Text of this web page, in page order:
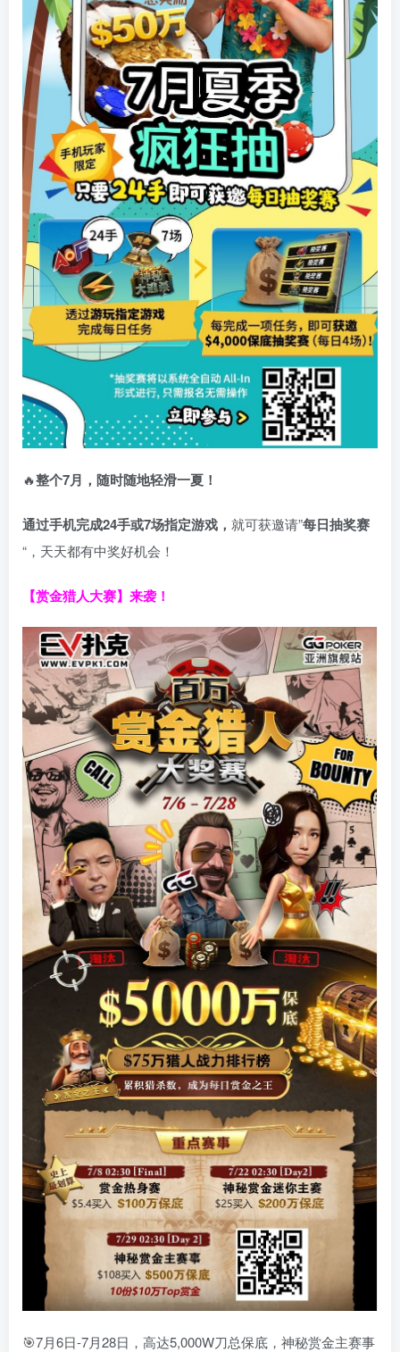
🔥整个7月，随时随地轻滑一夏！
通过手机完成24手或7场指定游戏， 就可获邀请”每日抽奖赛
“，天天都有中奖好机会！
【赏金猎人大赛】来袭！
🎯7月6日-7月28日，高达5,000W刀总保底，神秘赏金主赛事